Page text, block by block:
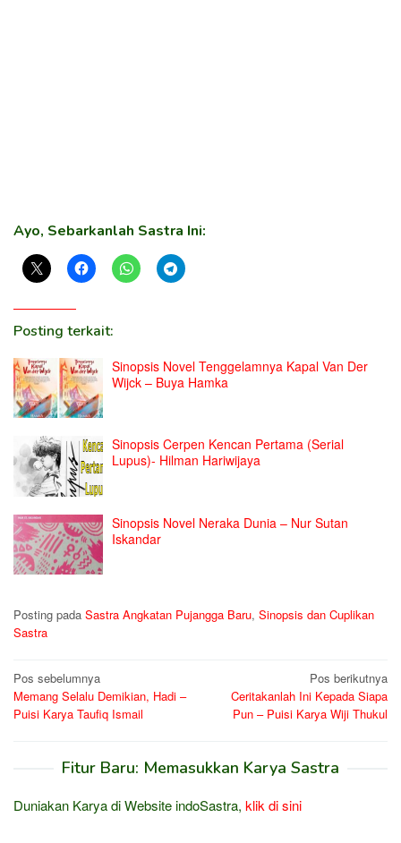
Ayo, Sebarkanlah Sastra Ini:
Posting terkait:
Sinopsis Novel Tenggelamnya Kapal Van Der
Wijck – Buya Hamka
Sinopsis Cerpen Kencan Pertama (Serial
Lupus)- Hilman Hariwijaya
Sinopsis Novel Neraka Dunia – Nur Sutan
Iskandar
Posting pada Sastra Angkatan Pujangga Baru, Sinopsis dan Cuplikan
Sastra
Navigasi
pos
Pos sebelumnya
Memang Selalu Demikian, Hadi –
Puisi Karya Taufiq Ismail
Pos berikutnya
Ceritakanlah Ini Kepada Siapa
Pun – Puisi Karya Wiji Thukul
Fitur Baru: Memasukkan Karya Sastra
Duniakan Karya di Website indoSastra, klik di sini